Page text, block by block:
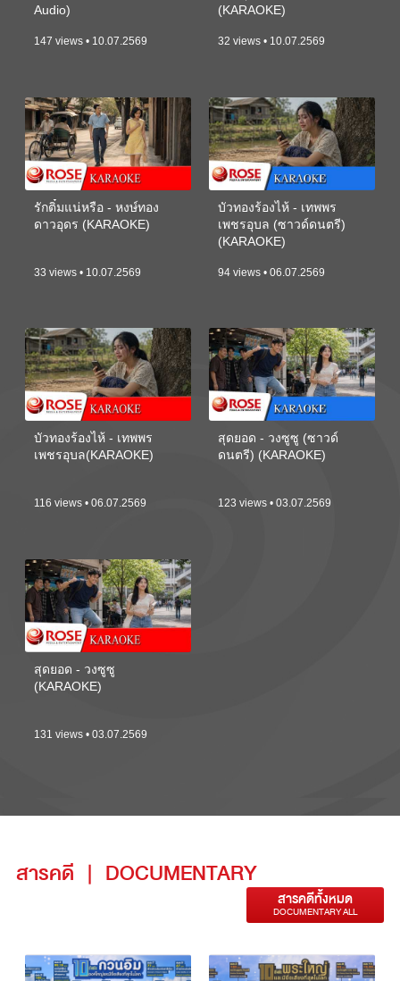
Audio)
147 views • 10.07.2569
(KARAOKE)
32 views • 10.07.2569
รักติ๋มแน่หรือ - หงษ์ทอง
ดาวอุดร (KARAOKE)
33 views • 10.07.2569
บัวทองร้องไห้ - เทพพร
เพชรอุบล (ซาวด์ดนตรี)
(KARAOKE)
94 views • 06.07.2569
บัวทองร้องไห้ - เทพพร
เพชรอุบล(KARAOKE)
116 views • 06.07.2569
สุดยอด - วงซูซู (ซาวด์
ดนตรี) (KARAOKE)
123 views • 03.07.2569
สุดยอด - วงซูซู
(KARAOKE)
131 views • 03.07.2569
สารคดี | DOCUMENTARY
สารคดีทั้งหมด
DOCUMENTARY ALL